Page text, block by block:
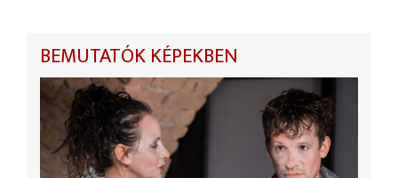
BEMUTATÓK KÉPEKBEN